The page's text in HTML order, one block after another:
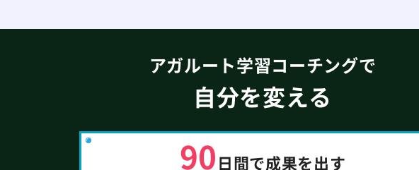
アガルート学習コーチングで
自分を変える
90日間で成果を出す